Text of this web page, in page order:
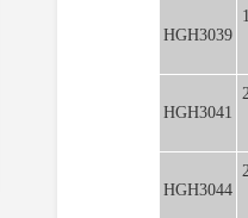
HGH3039
HGH3041
HGH3044